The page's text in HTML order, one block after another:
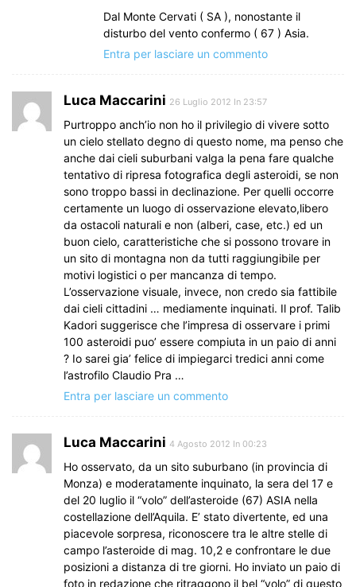
Dal Monte Cervati ( SA ), nonostante il
disturbo del vento confermo ( 67 ) Asia.
Entra per lasciare un commento
Luca Maccarini 26 Luglio 2012 In 23:57
Purtroppo anch’io non ho il privilegio di vivere sotto
un cielo stellato degno di questo nome, ma penso che
anche dai cieli suburbani valga la pena fare qualche
tentativo di ripresa fotografica degli asteroidi, se non
sono troppo bassi in declinazione. Per quelli occorre
certamente un luogo di osservazione elevato,libero
da ostacoli naturali e non (alberi, case, etc.) ed un
buon cielo, caratteristiche che si possono trovare in
un sito di montagna non da tutti raggiungibile per
motivi logistici o per mancanza di tempo.
L’osservazione visuale, invece, non credo sia fattibile
dai cieli cittadini … mediamente inquinati. Il prof. Talib
Kadori suggerisce che l’impresa di osservare i primi
100 asteroidi puo’ essere compiuta in un paio di anni
? Io sarei gia’ felice di impiegarci tredici anni come
l’astrofilo Claudio Pra …
Entra per lasciare un commento
Luca Maccarini 4 Agosto 2012 In 00:23
Ho osservato, da un sito suburbano (in provincia di
Monza) e moderatamente inquinato, la sera del 17 e
del 20 luglio il “volo” dell’asteroide (67) ASIA nella
costellazione dell’Aquila. E’ stato divertente, ed una
piacevole sorpresa, riconoscere tra le altre stelle di
campo l’asteroide di mag. 10,2 e confrontare le due
posizioni a distanza di tre giorni. Ho inviato un paio di
foto in redazione che ritraggono il bel “volo” di questo